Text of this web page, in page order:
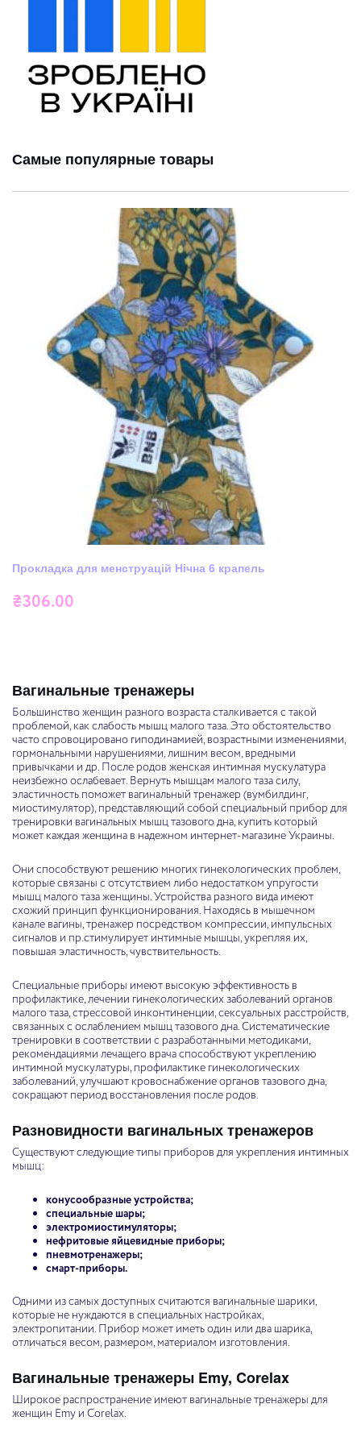
Самые популярные товары
Прокладка для менструацій Нічна 6 крапель
₴306.00
Вагинальные тренажеры
Большинство женщин разного возраста сталкивается с такой
проблемой, как слабость мышц малого таза. Это обстоятельство
часто спровоцировано гиподинамией, возрастными изменениями,
гормональными нарушениями, лишним весом, вредными
привычками и др. После родов женская интимная мускулатура
неизбежно ослабевает. Вернуть мышцам малого таза силу,
эластичность поможет вагинальный тренажер (вумбилдинг,
миостимулятор), представляющий собой специальный прибор для
тренировки вагинальных мышц тазового дна, купить который
может каждая женщина в надежном интернет-магазине Украины.
Они способствуют решению многих гинекологических проблем,
которые связаны с отсутствием либо недостатком упругости
мышц малого таза женщины. Устройства разного вида имеют
схожий принцип функционирования. Находясь в мышечном
канале вагины, тренажер посредством компрессии, импульсных
сигналов и пр.стимулирует интимные мышцы, укрепляя их,
повышая эластичность, чувствительность.
Специальные приборы имеют высокую эффективность в
профилактике, лечении гинекологических заболеваний органов
малого таза, стрессовой инконтиненции, сексуальных расстройств,
связанных с ослаблением мышц тазового дна. Систематические
тренировки в соответствии с разработанными методиками,
рекомендациями лечащего врача способствуют укреплению
интимной мускулатуры, профилактике гинекологических
заболеваний, улучшают кровоснабжение органов тазового дна,
сокращают период восстановления после родов.
Разновидности вагинальных тренажеров
Существуют следующие типы приборов для укрепления интимных
мышц:
конусообразные устройства;
специальные шары;
электромиостимуляторы;
нефритовые яйцевидные приборы;
пневмотренажеры;
смарт-приборы.
Одними из самых доступных считаются вагинальные шарики,
которые не нуждаются в специальных настройках,
электропитании. Прибор может иметь один или два шарика,
отличаться весом, размером, материалом изготовления.
Вагинальные тренажеры Emy, Corelax
Широкое распространение имеют вагинальные тренажеры для
женщин Emy и Corelax.